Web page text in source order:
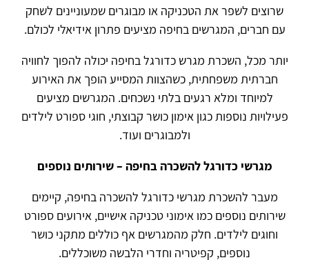
שרוצים לשפר את הטכניקה או מבוגרים שמעוניינים לשחק
עם חברים, המגרשים בחיפה מציעים פתרון אידיאלי לכולם.
יותר מכל, השכרת מגרש כדורגל בחיפה יכולה להפוך לחוויה
חברתית משפחתית, כשהצוות המסייע הופך את האירוע
למיוחד ומלא רגעים בלתי נשכחים. המגרשים מציעים
פעילויות נוספות כגון אימון כושר קבוצתי, חוגי ספורט לילדים
ולמבוגרים ועוד.
מגרשי כדורגל להשכרה בחיפה – שירותים נוספים
מעבר להשכרת מגרשי כדורגל להשכרה בחיפה, קיימים
שירותים נוספים כמו אימוני טכניקה אישיים, אירועים ספורט
וחוגים לילדים. חלק מהמגרשים אף כוללים מתקני כושר
נוספים, קפיטריה וחדרי הלבשה משוכללים.